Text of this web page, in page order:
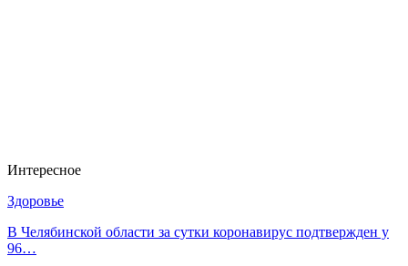
Интересное
Здоровье
В Челябинской области за сутки коронавирус подтвержден у
96…